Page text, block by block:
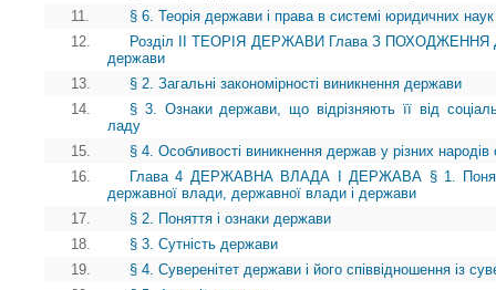
11.
§ 6. Теорія держави і права в системі юридичних наук
12.
Розділ II ТЕОРІЯ ДЕРЖАВИ Глава З ПОХОДЖЕННЯ
держави
13.
§ 2. Загальні закономірності виникнення держави
14.
§ 3. Ознаки держави, що відрізняють її від
ладу
15.
§ 4. Особливості виникнення держав у різних народів
16.
Глава 4 ДЕРЖАВНА ВЛАДА І ДЕРЖАВА § 1.
державної влади, державної влади і держави
17.
§ 2. Поняття і ознаки держави
18.
§ 3. Сутність держави
19.
§ 4. Суверенітет держави і його співвідношення із